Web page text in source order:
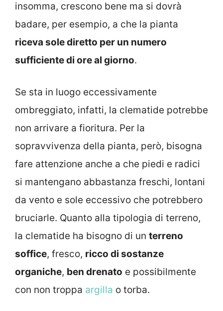
insomma, crescono bene ma si dovrà
badare, per esempio, a che la pianta
riceva sole diretto per un numero
sufficiente di ore al giorno.
Se sta in luogo eccessivamente
ombreggiato, infatti, la clematide potrebbe
non arrivare a fioritura. Per la
sopravvivenza della pianta, però, bisogna
fare attenzione anche a che piedi e radici
si mantengano abbastanza freschi, lontani
da vento e sole eccessivo che potrebbero
bruciarle. Quanto alla tipologia di terreno,
la clematide ha bisogno di un terreno
soffice, fresco, ricco di sostanze
organiche, ben drenato e possibilmente
con non troppa argilla o torba.